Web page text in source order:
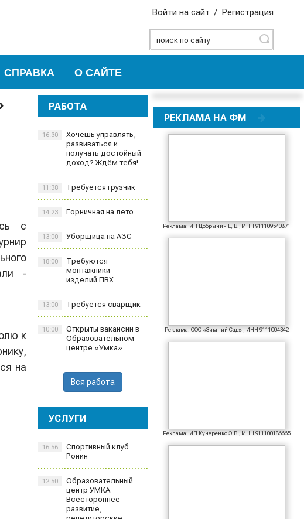
Найти
Войти на сайт / Регистрация
СПРАВКА О САЙТЕ
с
-
к
на
РАБОТА
Хочешь управлять,
развиваться и
получать достойный
доход? Ждём тебя!
16:30
Требуется грузчик
11:38
Горничная на лето
14:23
Уборщица на АЗС
13:00
Требуются
монтажники
изделий ПВХ
18:00
Требуется сварщик
13:00
Открыты вакансии в
Образовательном
центре «Умка»
10:00
Вся работа
УСЛУГИ
Спортивный клуб
Ронин
16:56
Образовательный
центр УМКА.
Всестороннее
развитие,
12:50
РЕКЛАМА НА ФМ
Реклама: ИП Добрынин Д.В., ИНН 911109540871
Реклама: ООО «Зимний Сад» , ИНН 9111004342
Реклама: ИП Кучеренко Э.В., ИНН 911100186665